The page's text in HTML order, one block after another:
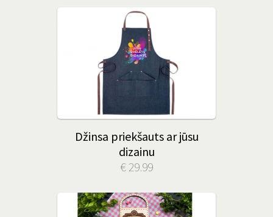
Džinsa priekšauts ar jūsu
dizainu
€ 29.99